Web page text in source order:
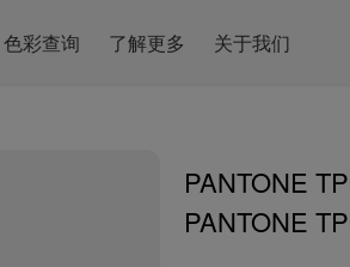
色彩查询 了解更多 关于我们
PANTONE
PANTONE